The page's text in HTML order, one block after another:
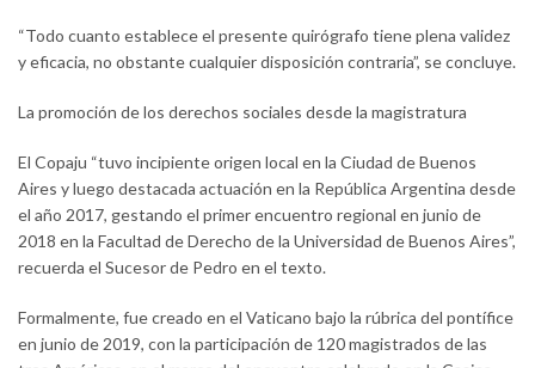
“Todo cuanto establece el presente quirógrafo tiene plena validez
y eficacia, no obstante cualquier disposición contraria”, se concluye.
La promoción de los derechos sociales desde la magistratura
El Copaju “tuvo incipiente origen local en la Ciudad de Buenos
Aires y luego destacada actuación en la República Argentina desde
el año 2017, gestando el primer encuentro regional en junio de
2018 en la Facultad de Derecho de la Universidad de Buenos Aires”,
recuerda el Sucesor de Pedro en el texto.
Formalmente, fue creado en el Vaticano bajo la rúbrica del pontífice
en junio de 2019, con la participación de 120 magistrados de las